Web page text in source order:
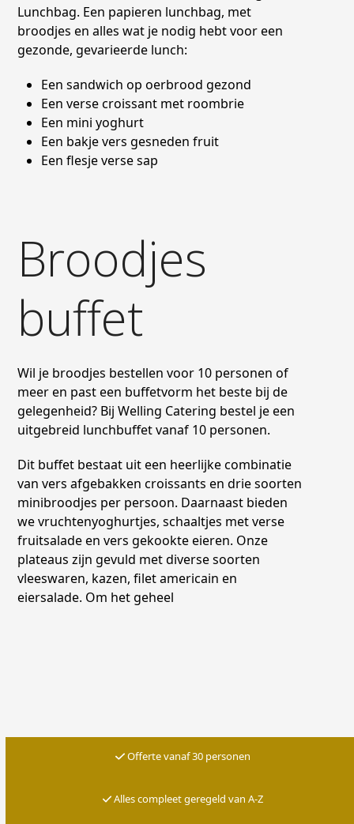
Lunchbag. Een papieren lunchbag, met
broodjes en alles wat je nodig hebt voor een
gezonde, gevarieerde lunch:
Een sandwich op oerbrood gezond
Een verse croissant met roombrie
Een mini yoghurt
Een bakje vers gesneden fruit
Een flesje verse sap
Broodjes
buffet
Wil je broodjes bestellen voor 10 personen of
meer en past een buffetvorm het beste bij de
gelegenheid? Bij Welling Catering bestel je een
uitgebreid lunchbuffet vanaf 10 personen.
Dit buffet bestaat uit een heerlijke combinatie
van vers afgebakken croissants en drie soorten
minibroodjes per persoon. Daarnaast bieden
we vruchtenyoghurtjes, schaaltjes met verse
fruitsalade en vers gekookte eieren. Onze
plateaus zijn gevuld met diverse soorten
vleeswaren, kazen, filet americain en
eiersalade. Om het geheel
Offerte vanaf 30 personen
Alles compleet geregeld van A-Z